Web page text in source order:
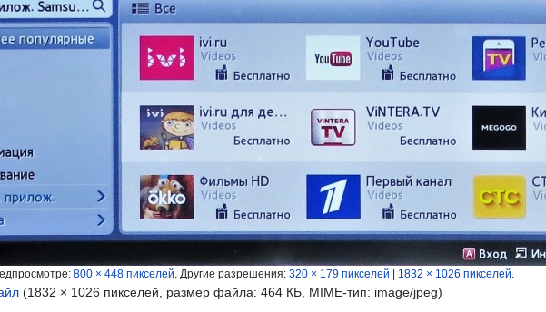
800 × 448 пикселей Другие разрешения: 320 × 179 пикселей 1832 × 1026 пикселей
(1832 × 1026 пикселей, размер файла: 464 КБ, MIME-тип: image/jpeg)